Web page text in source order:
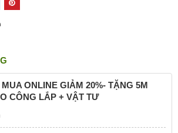
ONLINE GIẢM 20%- TẶNG 5M
CÔNG LẮP + VẬT TƯ